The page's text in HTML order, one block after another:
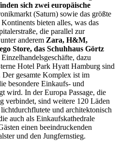
sich zwei europäische
(Saturn) sowie das größte
bieten alles, was das
die parallel zur
anderem Zara, H&M,
Store, das Schuhhaus Görtz
dazu
Hotel Park Hyatt Hamburg sind
Der gesamte Komplex ist im
besondere Einkaufs- und
wird. In der Europa Passage, die
verbindet, sind weitere 120 Läden
und architektonisch
auch als Einkaufskathedrale
einen beeindruckenden
und den Jungfernstieg.